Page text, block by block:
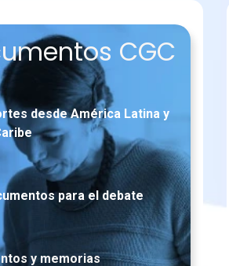
CGC
desde América Latina y
para el debate
y memorias